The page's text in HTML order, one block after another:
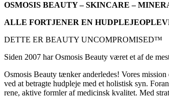
OSMOSIS BEAUTY – SKINCARE –
ALLE FORTJENER EN
DETTE ER BEAUTY UNCOMPROMISED™
Siden 2007 har Osmosis Beauty været et af de
Osmosis Beauty tænker anderledes! Vores
ved at betragte hudpleje med et holistisk syn.
rene, aktive formler af medicinsk kvalitet. Med